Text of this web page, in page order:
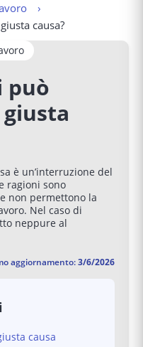
causa?
può
è un’interruzione del
ragioni sono
non permettono la
Nel caso di
neppure al
aggiornamento:3/6/2026
causa